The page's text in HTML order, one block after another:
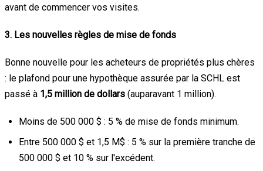
avant de commencer vos visites.
3. Les nouvelles règles de mise de fonds
Bonne nouvelle pour les acheteurs de propriétés plus chères
: le plafond pour une hypothèque assurée par la SCHL est
passé à 1,5 million de dollars (auparavant 1 million).
Moins de 500 000 $ : 5 % de mise de fonds minimum.
Entre 500 000 $ et 1,5 M$ : 5 % sur la première tranche de
500 000 $ et 10 % sur l'excédent.